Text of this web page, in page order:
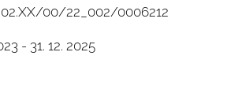
00/22_002/0006212
- 31. 12. 2025